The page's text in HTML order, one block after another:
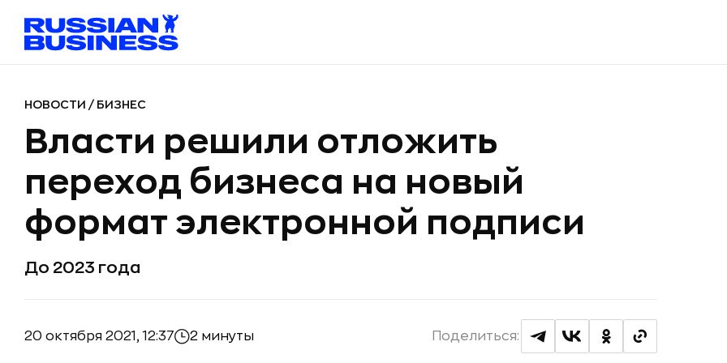
НОВОСТИ / БИЗНЕС
Власти решили отложить
переход бизнеса на новый
формат электронной подписи
До 2023 года
20 октября 2021, 12:37 2 минуты Поделиться: